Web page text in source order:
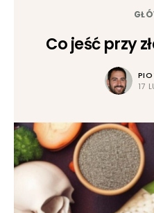
Co jeść przy
17